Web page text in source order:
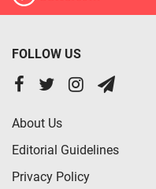
FOLLOW US
About Us
Editorial Guidelines
Privacy Policy